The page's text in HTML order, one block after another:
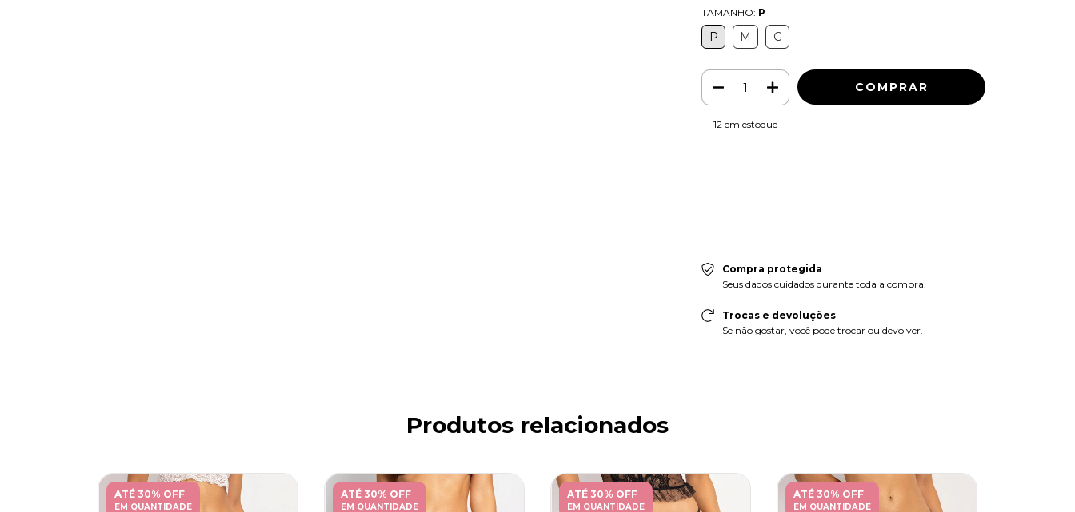
TAMANHO: P
P M G
12 em estoque
Compra protegida
Seus dados cuidados durante toda a compra.
Trocas e devoluções
Se não gostar, você pode trocar ou devolver.
Produtos relacionados
ATÉ 30% OFF
EM QUANTIDADE
ATÉ 30% OFF
EM QUANTIDADE
ATÉ 30% OFF
EM QUANTIDADE
ATÉ 30% OFF
EM QUANTIDADE